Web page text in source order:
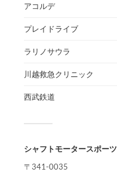
アコルデ
プレイドライブ
ラリノサウラ
川越救急クリニック
西武鉄道
シャフトモータースポーツ
〒341-0035